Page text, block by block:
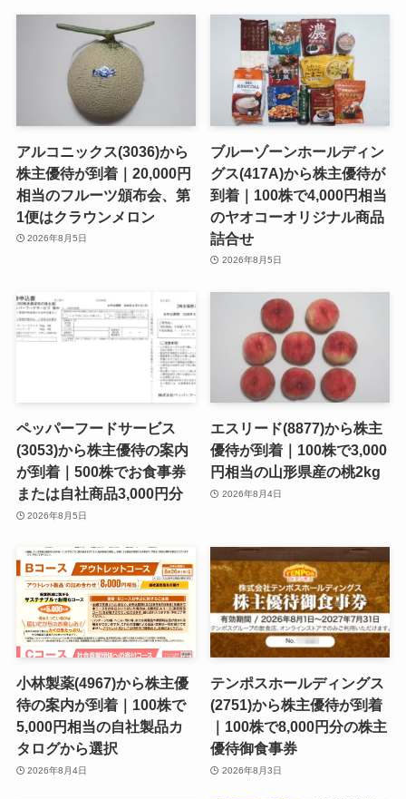
アルコニックス(3036)から
株主優待が到着｜20,000円
相当のフルーツ頒布会、第
1便はクラウンメロン
2026年8月5日
ブルーゾーンホールディン
グス(417A)から株主優待が
到着｜100株で4,000円相当
のヤオコーオリジナル商品
詰合せ
2026年8月5日
ペッパーフードサービス
(3053)から株主優待の案内
が到着｜500株でお食事券
または自社商品3,000円分
2026年8月5日
エスリード(8877)から株主
優待が到着｜100株で3,000
円相当の山形県産の桃2kg
2026年8月4日
小林製薬(4967)から株主優
待の案内が到着｜100株で
5,000円相当の自社製品カ
タログから選択
2026年8月4日
テンポスホールディングス
(2751)から株主優待が到着
｜100株で8,000円分の株主
優待御食事券
2026年8月3日